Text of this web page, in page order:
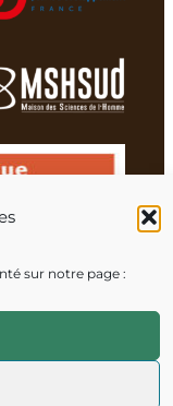
sur notre page :